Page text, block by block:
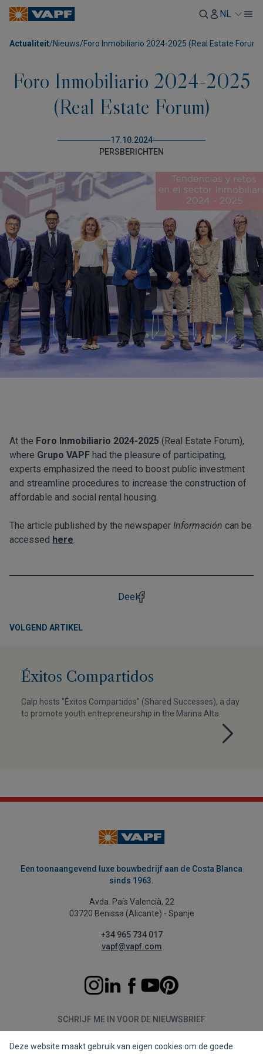
NL
Actualiteit/Nieuws/Foro Inmobiliario 2024-2025 (Real Estate Forum)
Foro Inmobiliario 2024-2025
(Real Estate Forum)
17.10.2024
PERSBERICHTEN
At the Foro Inmobiliario 2024-2025 (Real Estate Forum),
where Grupo VAPF had the pleasure of participating,
experts emphasized the need to boost public investment
and streamline procedures to increase the construction of
affordable and social rental housing.
The article published by the newspaper Información can be
accessed here.
Deel
VOLGEND ARTIKEL
Éxitos Compartidos
Calp hosts "Éxitos Compartidos" (Shared Successes), a day
to promote youth entrepreneurship in the Marina Alta.
Een toonaangevend luxe bouwbedrijf aan de Costa Blanca
sinds 1963.
Avda. País Valencià, 22
03720 Benissa (Alicante) - Spanje
+34 965 734 017
vapf@vapf.com
SCHRIJF ME IN VOOR DE NIEUWSBRIEF
Deze website maakt gebruik van eigen cookies om de goede